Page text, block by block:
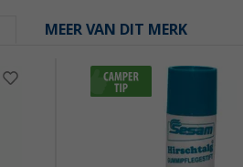
MEER VAN DIT MERK